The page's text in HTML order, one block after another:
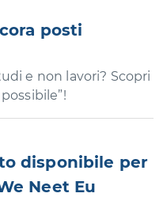
posti
e non lavori? Scopri
disponibile per
Neet Eu